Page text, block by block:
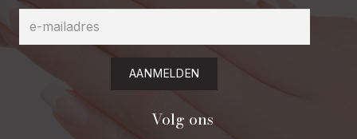
AANMELDEN
Volg ons